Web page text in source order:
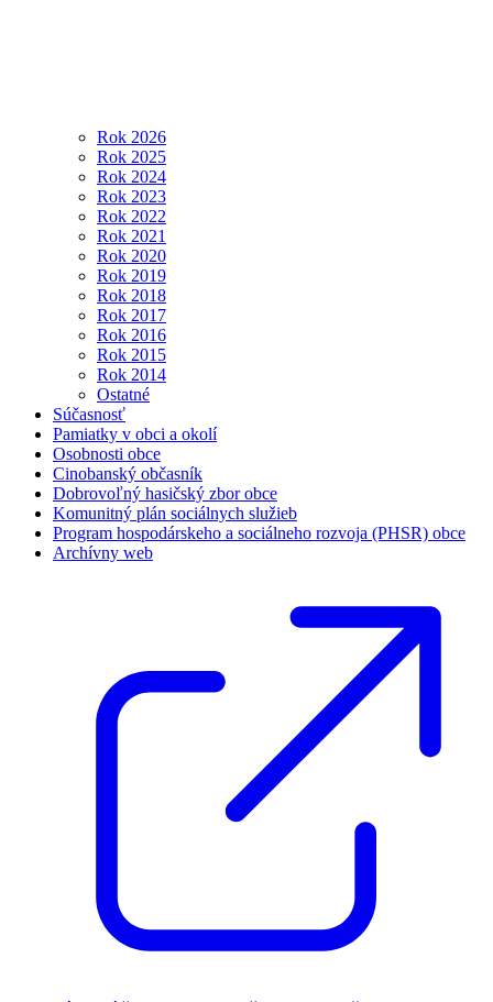
Rok 2026
Rok 2025
Rok 2024
Rok 2023
Rok 2022
Rok 2021
Rok 2020
Rok 2019
Rok 2018
Rok 2017
Rok 2016
Rok 2015
Rok 2014
Ostatné
Súčasnosť
Pamiatky v obci a okolí
Osobnosti obce
Cinobanský občasník
Dobrovoľný hasičský zbor obce
Komunitný plán sociálnych služieb
Program hospodárskeho a sociálneho rozvoja (PHSR) obce
Archívny web